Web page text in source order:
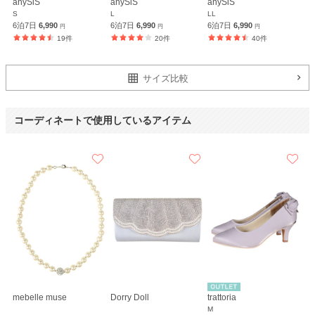
anySiS
S
6泊7日 6,990 円
19件
anySiS
L
6泊7日 6,990 円
20件
anySiS
LL
6泊7日6,990円
40件
サイズ比較
コーディネートで使用しているアイテム
mebelle muse Dorry Doll trattoria
M